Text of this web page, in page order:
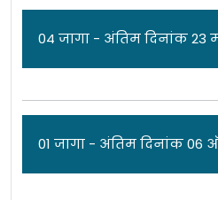
04 जागा - अंतिम दिनांक 23
जाहिरात
01 जागा - अंतिम दिनांक 06